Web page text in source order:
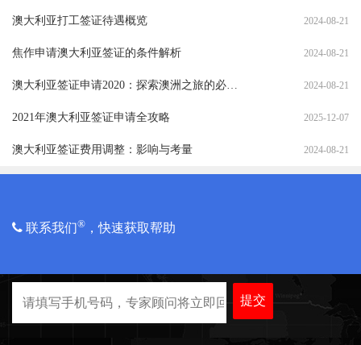
澳大利亚打工签证待遇概览 2024-08-21
焦作申请澳大利亚签证的条件解析 2024-08-21
澳大利亚签证申请2020：探索澳洲之旅的必备指南 2024-08-21
2021年澳大利亚签证申请全攻略 2025-12-07
澳大利亚签证费用调整：影响与考量 2024-08-21
联系我们® ，快速获取帮助
提交